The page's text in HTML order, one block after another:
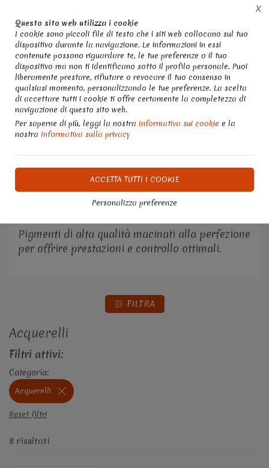
Questo sito web utilizza i cookie
I cookie sono piccoli file di testo che i siti web collocano sul tuo
dispositivo durante la navigazione. Le informazioni in essi
contenute possono riguardare te, le tue preferenze o il tuo
dispositivo ma non ti identificano sotto il profilo personale. Puoi
liberamente prestare, rifiutare o revocare il tuo consenso in
qualsiasi momento, personalizzando le tue preferenze. La scelta
di accettare tutti i cookie ti offre certamente la completezza di
navigazione di questo sito web.
Per saperne di più, leggi la nostra Informativa sui cookie e la
nostra Informativa sulla privacy
ACCETTA TUTTI I COOKIE
Personalizza preferenze
X
Whatsapp 3358248895
Home Shop: colori e pennelli, cucito creativo, bigiotteria,
Le pitture acquerellabili Daler-Rowney Aquafine
ideali sia per studenti che per pittori
professionisti. Gli acquerelli Aquafine hanno
eccellenti proprietà di lavoro e possono essere
utilizzati per creare lavaggi belli e delicati.
Pigmenti di alta qualità macinati alla perfezione
per offrire prestazioni e controllo ottimali.
FILTRA
Acquerelli
Filtri attivi:
Categoria:
Acquerelli
Reset filtri
8 risultati